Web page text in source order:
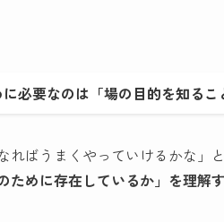
必要なのは「場の目的を知るこ
ればうまくやっていけるかな」
ために存在しているか」を理解